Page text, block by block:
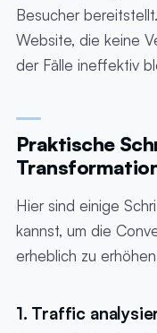
Besucher
Website, die keine
der Fälle ineffektiv
Praktische
Hier sind einige
kannst, um die
erheblich zu
1. Traffic